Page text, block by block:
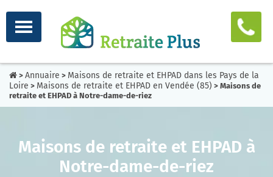
> Annuaire > Maisons de retraite et EHPAD dans les Pays de la
Loire > Maisons de retraite et EHPAD en Vendée (85) > Maisons de
retraite et EHPAD à Notre-dame-de-riez
Maisons de retraite et EHPAD à
Notre-dame-de-riez